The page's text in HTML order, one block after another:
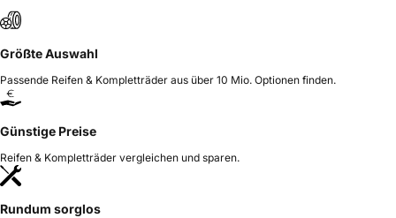
Größte Auswahl
Passende Reifen & Kompletträder aus über 10 Mio. Optionen finden.
Günstige Preise
Reifen & Kompletträder vergleichen und sparen.
Rundum sorglos